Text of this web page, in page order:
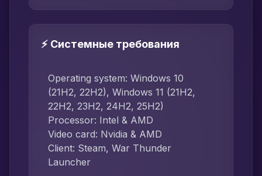
⚡ Системные требования
Operating system: Windows 10
(21H2, 22H2), Windows 11 (21H2,
22H2, 23H2, 24H2, 25H2)
Processor: Intel & AMD
Video card: Nvidia & AMD
Client: Steam, War Thunder
Launcher